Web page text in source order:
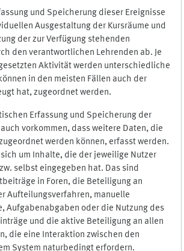
und Speicherung dieser Ereignisse
Ausgestaltung der Kursräume und
der zur Verfügung stehenden
den verantwortlichen Lehrenden ab. Je
Aktivität werden unterschiedliche
in den meisten Fällen auch der
hat, zugeordnet werden.
Erfassung und Speicherung der
vorkommen, dass weitere Daten, die
werden können, erfasst werden.
um Inhalte, die der jeweilige Nutzer
selbst eingegeben hat. Das sind
in Foren, die Beteiligung an
Aufteilungsverfahren, manuelle
Aufgabenabgaben oder die Nutzung des
und die aktive Beteiligung an allen
die eine Interaktion zwischen den
System naturbedingt erfordern.